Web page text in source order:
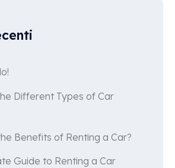
Different Types of Car
Benefits of Renting a Car?
Guide to Renting a Car